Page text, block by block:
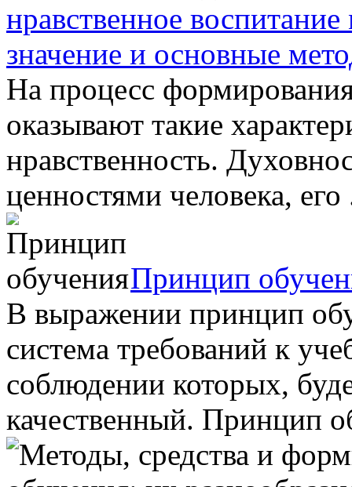
нравственное
значение и основные
На процесс
оказывают такие
нравственность.
ценностями человека, его
Принцип
В выражении принцип
система требований к
соблюдении которых,
качественный. Принцип